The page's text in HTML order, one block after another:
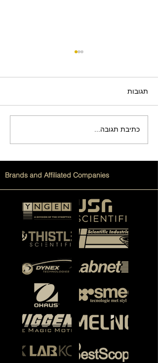
מדריך גלאי קרינה: סוגים
ואפשרויות שימוש
תגובות
כתיבת תגובה...
Brands and Affiliated Companies